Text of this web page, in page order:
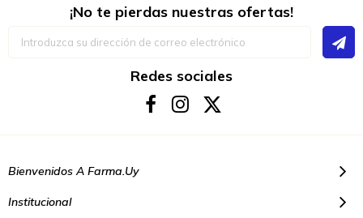
¡No te pierdas nuestras ofertas!
Redes sociales
Bienvenidos A Farma.uy
Institucional